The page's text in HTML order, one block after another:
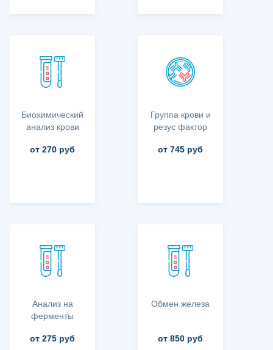
Биохимический
анализ крови
от 270 руб
Группа крови и
резус фактор
от 745 руб
Анализ на
ферменты
от 275 руб
Обмен железа
от 850 руб